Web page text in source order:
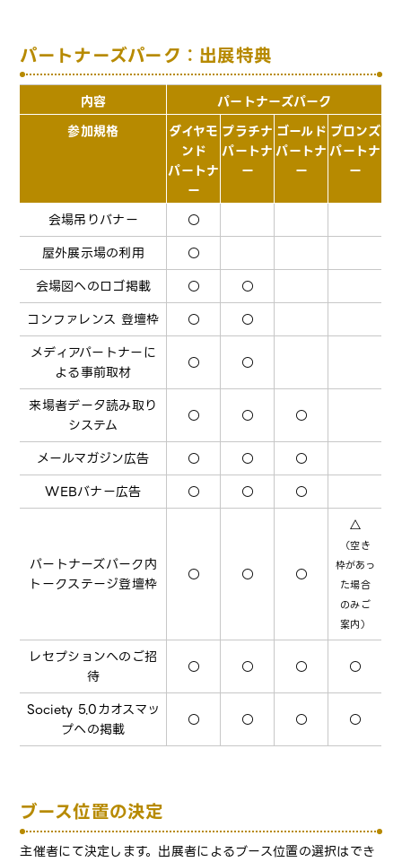
パートナーズパーク：出展特典
内容
パートナーズパーク
参加規格
ダイヤモ
ンド
パートナ
ー
プラチナ
パートナ
ー
ゴールド
パートナ
ー
ブロンズ
パートナ
ー
会場吊りバナー
○
屋外展示場の利用
○
会場図へのロゴ掲載
○
○
コンファレンス 登壇枠
○
○
メディアパートナーに
よる事前取材
○ ○
来場者データ読み取り
システム
○ ○ ○
メールマガジン広告 ○ ○
○
WEBバナー広告
○ ○ ○
パートナーズパーク内
トークステージ登壇枠
○ ○ ○
△
（空き
枠があっ
た場合
のみご
案内）
レセプションへのご招
待
○ ○ ○ ○
Society 5.0カオスマッ
プへの掲載
○ ○ ○ ○
ブース位置の決定
主催者にて決定します。出展者によるブース位置の選択はでき